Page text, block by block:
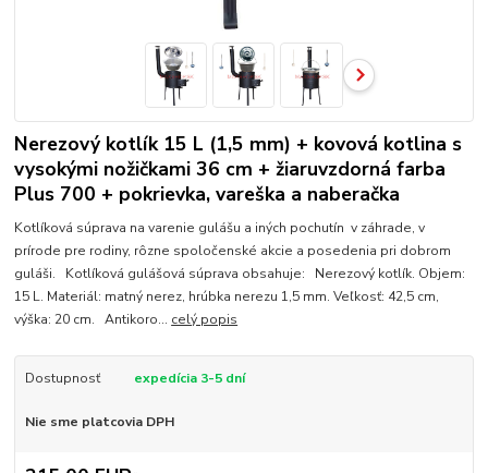
Nerezový kotlík 15 L (1,5 mm) + kovová kotlina s
vysokými nožičkami 36 cm + žiaruvzdorná farba
Plus 700 + pokrievka, vareška a naberačka
Kotlíková súprava na varenie gulášu a iných pochutín v záhrade, v
prírode pre rodiny, rôzne spoločenské akcie a posedenia pri dobrom
guláši. Kotlíková gulášová súprava obsahuje: Nerezový kotlík. Objem:
15 L. Materiál: matný nerez, hrúbka nerezu 1,5 mm. Veľkosť: 42,5 cm,
výška: 20 cm. Antikoro... celý popis
Dostupnosť expedícia 3-5 dní
Nie sme platcovia DPH